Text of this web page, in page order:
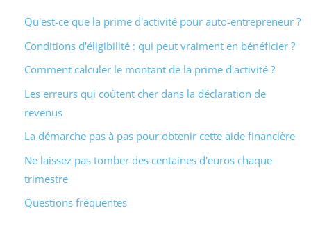
Qu'est-ce que la prime d'activité pour auto-entrepreneur ?
Conditions d'éligibilité : qui peut vraiment en bénéficier ?
Comment calculer le montant de la prime d'activité ?
Les erreurs qui coûtent cher dans la déclaration de
revenus
La démarche pas à pas pour obtenir cette aide financière
Ne laissez pas tomber des centaines d'euros chaque
trimestre
Questions fréquentes